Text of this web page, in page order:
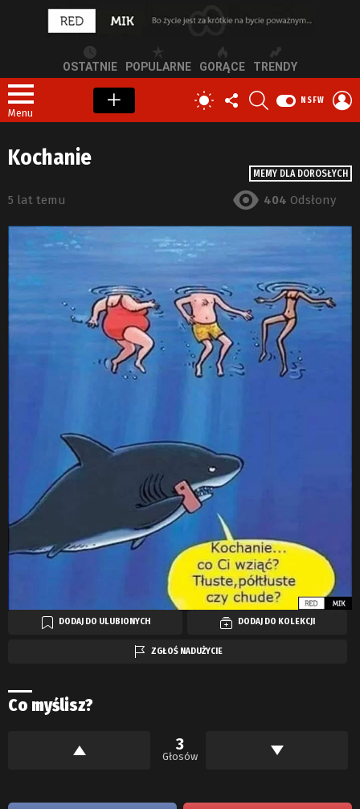
OSTATNIE POPULARNE GORĄCE TRENDY
Menu
PRZEŁĄCZ
SKÓRKĘ
OBSERWUJ
NAS
NSFW
MEMY DLA DOROSŁYCH
Kochanie
5 lat temu 404 Odsłony
DODAJ DO ULUBIONYCH DODAJ DO KOLEKCJI
ZGŁOŚ NADUŻYCIE
Co myślisz?
3
Głosów